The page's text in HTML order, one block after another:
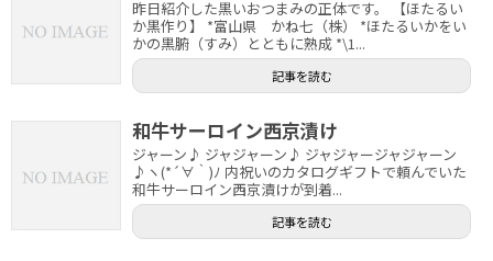
昨日紹介した黒いおつまみの正体です。 【ほたるい
か黒作り】 *富山県 かね七（株） *ほたるいかをい
かの黒腑（すみ）とともに熟成 *\1...
記事を読む
和牛サーロイン西京漬け
ジャーン♪ ジャジャーン♪ ジャジャージャジャーン
♪ヽ(*´∀｀)ﾉ 内祝いのカタログギフトで頼んでいた
和牛サーロイン西京漬けが到着...
記事を読む